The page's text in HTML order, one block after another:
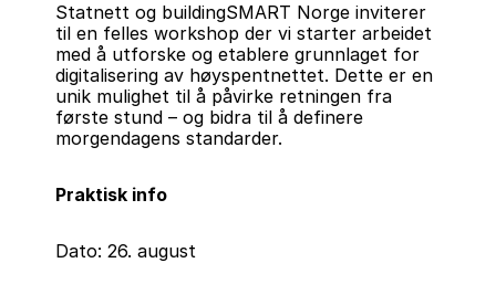
Statnett og buildingSMART Norge inviterer
til en felles workshop der vi starter arbeidet
med å utforske og etablere grunnlaget for
digitalisering av høyspentnettet. Dette er en
unik mulighet til å påvirke retningen fra
første stund – og bidra til å definere
morgendagens standarder.
Praktisk info
Dato: 26. august